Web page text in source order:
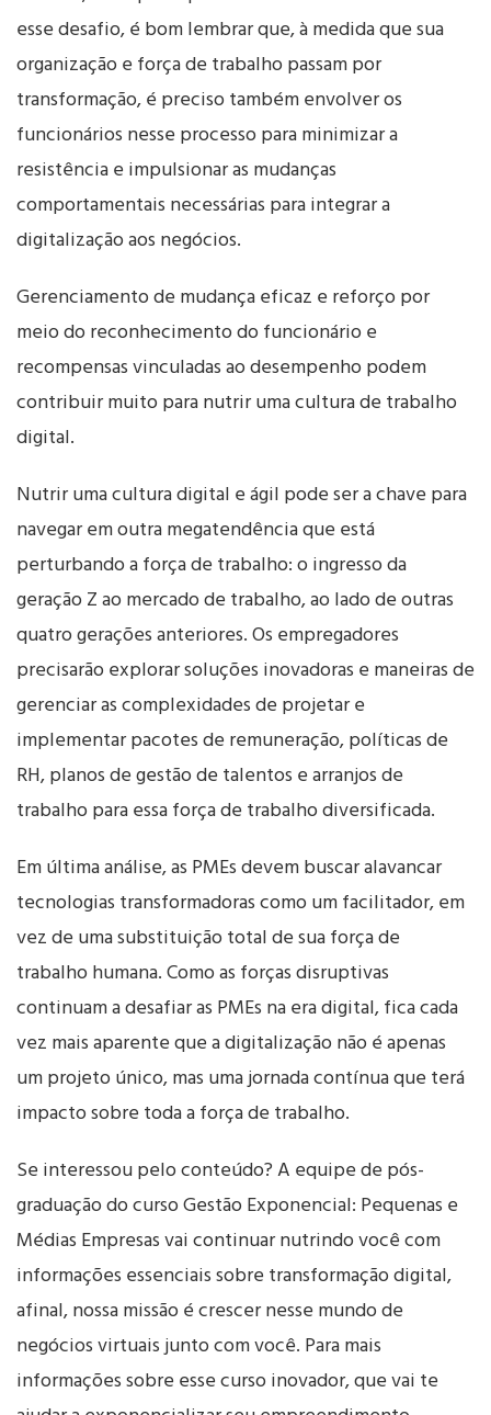
esse desafio, é bom lembrar que, à medida que sua
organização e força de trabalho passam por
transformação, é preciso também envolver os
funcionários nesse processo para minimizar a
resistência e impulsionar as mudanças
comportamentais necessárias para integrar a
digitalização aos negócios.
Gerenciamento de mudança eficaz e reforço por
meio do reconhecimento do funcionário e
recompensas vinculadas ao desempenho podem
contribuir muito para nutrir uma cultura de trabalho
digital.
Nutrir uma cultura digital e ágil pode ser a chave para
navegar em outra megatendência que está
perturbando a força de trabalho: o ingresso da
geração Z ao mercado de trabalho, ao lado de outras
quatro gerações anteriores. Os empregadores
precisarão explorar soluções inovadoras e maneiras de
gerenciar as complexidades de projetar e
implementar pacotes de remuneração, políticas de
RH, planos de gestão de talentos e arranjos de
trabalho para essa força de trabalho diversificada.
Em última análise, as PMEs devem buscar alavancar
tecnologias transformadoras como um facilitador, em
vez de uma substituição total de sua força de
trabalho humana. Como as forças disruptivas
continuam a desafiar as PMEs na era digital, fica cada
vez mais aparente que a digitalização não é apenas
um projeto único, mas uma jornada contínua que terá
impacto sobre toda a força de trabalho.
Se interessou pelo conteúdo? A equipe de pós-
graduação do curso Gestão Exponencial: Pequenas e
Médias Empresas vai continuar nutrindo você com
informações essenciais sobre transformação digital,
afinal, nossa missão é crescer nesse mundo de
negócios virtuais junto com você. Para mais
informações sobre esse curso inovador, que vai te